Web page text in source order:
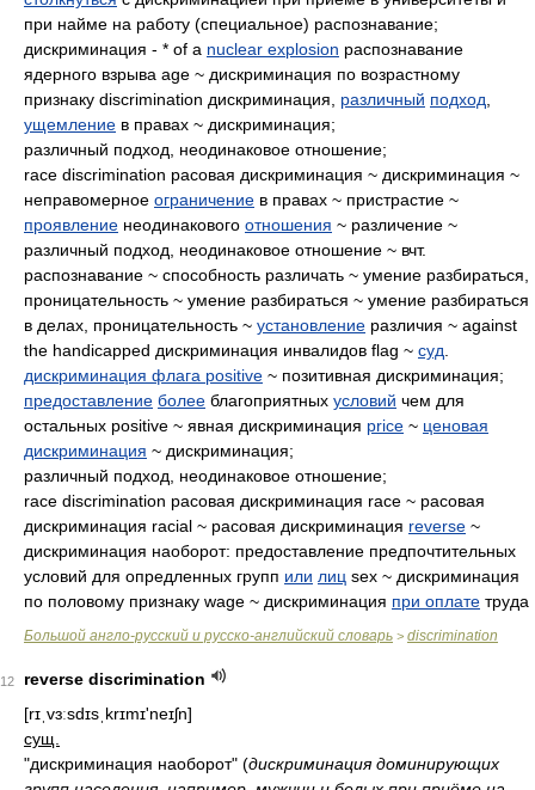
при найме на работу (специальное) распознавание;
дискриминация - * of a nuclear explosion распознавание
ядерного взрыва age ~ дискриминация по возрастному
признаку discrimination дискриминация, различный подход
ущемление в правах ~ дискриминация;
различный подход, неодинаковое отношение;
race discrimination расовая дискриминация ~ дискриминация ~
неправомерное ограничение в правах ~ пристрастие ~
проявление неодинакового отношения ~ различение ~
различный подход, неодинаковое отношение ~ вчт.
распознавание ~ способность различать ~ умение разбираться,
проницательность ~ умение разбираться ~ умение разбираться
в делах, проницательность ~ установление различия ~ against
the handicapped дискриминация инвалидов flag ~ суд
дискриминация флага positive ~ позитивная дискриминация;
предоставление более благоприятных условий чем для
остальных positive ~ явная дискриминация price ~ ценовая
дискриминация ~ дискриминация;
различный подход, неодинаковое отношение;
race discrimination расовая дискриминация race ~ расовая
дискриминация racial ~ расовая дискриминация reverse ~
дискриминация наоборот: предоставление предпочтительных
условий для опредленных групп или лиц sex ~ дискриминация
по половому признаку wage ~ дискриминация при оплате труда
Большой англо-русский и русско-английский словарь > discrimination
12
reverse discrimination
[rɪˌvɜːsdɪsˌkrɪmɪ'neɪʃn]
сущ.
"дискриминация наоборот" (дискриминация доминирующих